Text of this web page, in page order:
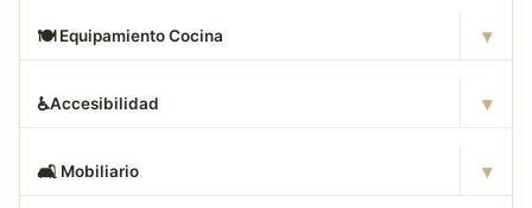
🍽️ Equipamiento Cocina ▾
♿Accesibilidad ▾
🛋 ️ Mobiliario ▾